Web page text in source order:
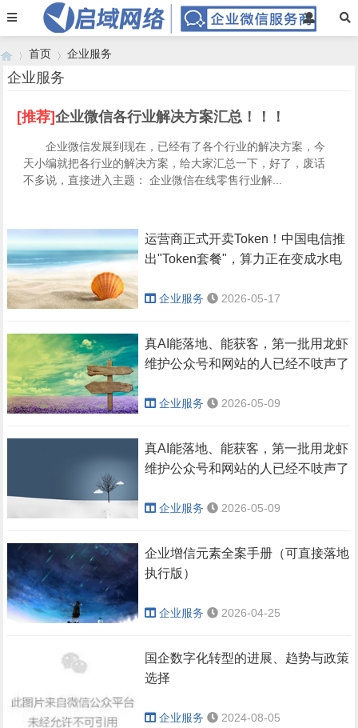
首页
›
企业服务
企业服务
[推荐]企业微信各行业解决方案汇总！！！
企业微信发展到现在，已经有了各个行业的解决方案，今
天小编就把各行业的解决方案，给大家汇总一下，好了，废话
不多说，直接进入主题： 企业微信在线零售行业解...
运营商正式开卖Token！中国电信推
出"Token套餐"，算力正在变成水电
企业服务 2026-05-17
真AI能落地、能获客，第一批用龙虾
维护公众号和网站的人已经不吱声了
企业服务 2026-05-09
真AI能落地、能获客，第一批用龙虾
维护公众号和网站的人已经不吱声了
企业服务 2026-05-09
企业增信元素全案手册（可直接落地
执行版）
企业服务 2026-04-25
国企数字化转型的进展、趋势与政策
选择
企业服务 2024-08-05